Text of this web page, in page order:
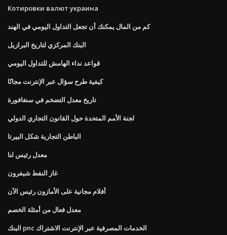
Котировки валют украина
كم من المال يمكنك أن تجعل التداول اليومي في الهند
البنك المركزي لتاريخ البرازيل
قواعد نداء الهامش للتداول اليومي
كيفية طرح سؤال عبر الإنترنت مجانًا
تاريخ معدل التضخم في سنغافورة
لجنة الأمم المتحدة حول القانون التجاري الدولي
الباطن التجارية شكل البيرتا
معدل رئيس لنا
غاز النفط شيفرون
أفلام مجانية على الأمازون رئيس الآن
معدل فعال من أمثلة الخصم
البنك pnc الخدمات المصرفية عبر الإنترنت الاشتراك